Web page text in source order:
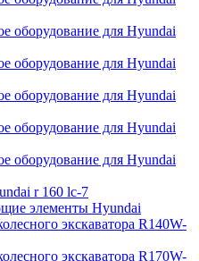
оборудование для Hyundai
оборудование для Hyundai
оборудование для Hyundai
оборудование для Hyundai
оборудование для Hyundai
r 160 lc-7
элементы Hyundai
экскаватора R140W-
экскаватора R170W-